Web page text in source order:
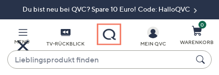
Du bist neu bei QVC? Spare 10 Euro! Code: HalloQVC
MENÜ TV-RÜCKBLICK
Lieblingsprodukt
finden
MEIN QVC
0
WARENKORB